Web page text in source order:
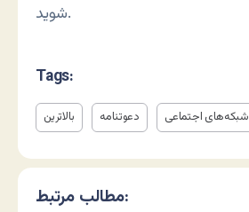
شوید.
Tags:
بالاترین دعوتنامه شبکه‌های اجتماعی
مطالب مرتبط: